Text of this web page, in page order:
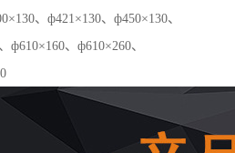
、ф421×130、ф450×130、
ф610×160、ф610×260、